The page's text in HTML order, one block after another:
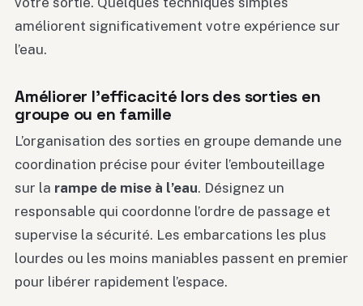
améliorent significativement votre expérience sur
l’eau.
Améliorer l’efficacité lors des sorties en
groupe ou en famille
L’organisation des sorties en groupe demande une
coordination précise pour éviter l’embouteillage
sur la rampe de mise à l’eau. Désignez un
responsable qui coordonne l’ordre de passage et
supervise la sécurité. Les embarcations les plus
lourdes ou les moins maniables passent en premier
pour libérer rapidement l’espace.